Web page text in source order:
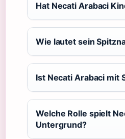
Hat Necati Arabaci
Wie lautet sein
Ist Necati Arabaci mit
Welche Rolle spielt
Untergrund?